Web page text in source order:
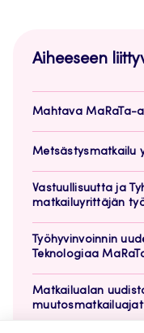
Aiheeseen
Mahtava MaRaTa-
Metsästysmatkailu
Vastuullisuutta ja
matkailuyrittäjän
Työhyvinvoinnin
Teknologiaa
Matkailualan